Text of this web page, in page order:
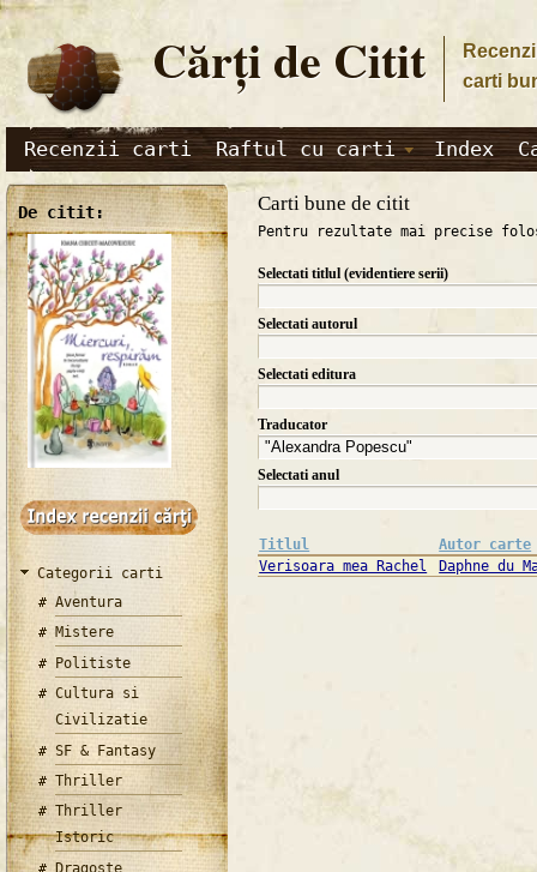
Cărţi de Citit
carti
Recenzii carti Raftul cu carti Index
De citit:
Categorii carti
Aventura
Mistere
Politiste
Cultura si
Civilizatie
SF & Fantasy
Thriller
Thriller
Istoric
Dragoste
Carti bune de citit
Pentru rezultate mai precise
Selectati titlul (evidentiere serii)
Selectati autorul
Selectati editura
Traducator
Selectati anul
Titlul
Autor carte
Verisoara mea Rachel
Daphne du